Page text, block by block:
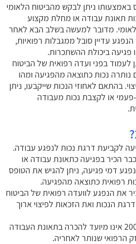
הטופס באמצעותו ניתן לבקש מהביטוח הלאומי
תאונת עבודה או מחלת מקצוע
מדובר למעשה בשלב הבא לאחר
עדיין סובל ממגבלות רפואיות,
פגיעה ביכולת ההשתכרות.
טופס 200 ניתן לעמוד בפני ועדה רפואית של הביטוח
נכות כתוצאה מהפגיעה ומהו
בהתאם לאחוזי הנכות שייקבעו, ניתן
או לקצבת נכות מעבודה
הכיר בפגיעה כתאונת עבודה או
דמי פגיעה, ניתן להגיש את הטופס
רפואית כתוצאה מהפגיעה.
את הנפגע לוועדה רפואית של הביטוח
הנכות ואת הזכאות לפיצוי ארוך
חשוב להבין כי טופס בל 200 אינו מיועד להכרה בתאונת העבודה
הרפואי שנותר לאחריה.